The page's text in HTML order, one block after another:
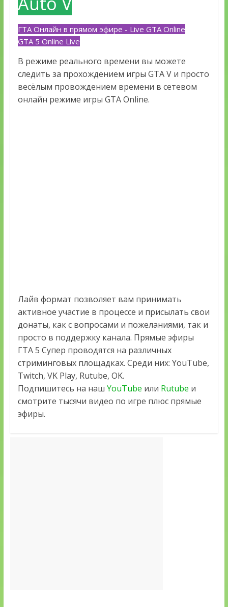
ГТА Онлайн в прямом эфире - Live GTA Online
GTA 5 Online Live
В режиме реального времени вы можете
следить за прохождением игры GTA V и просто
весёлым провождением времени в сетевом
онлайн режиме игры GTA Online.
Лайв формат позволяет вам принимать
активное участие в процессе и присылать свои
донаты, как с вопросами и пожеланиями, так и
просто в поддержку канала. Прямые эфиры
ГТА 5 Супер проводятся на различных
стриминговых площадках. Среди них: YouTube,
Twitch, VK Play, Rutube, OK.
Подпишитесь на наш YouTube или Rutube и
смотрите тысячи видео по игре плюс прямые
эфиры.